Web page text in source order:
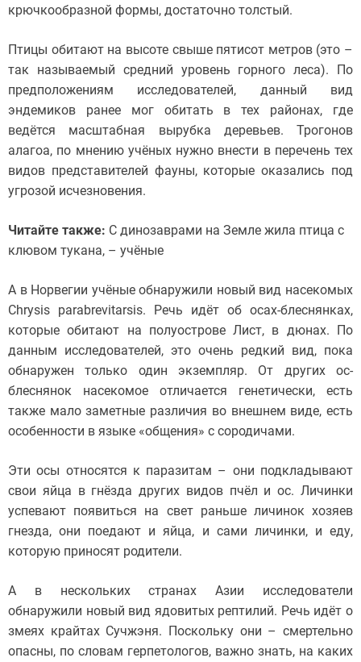
крючкообразной формы, достаточно толстый.
Птицы обитают на высоте свыше пятисот метров (это –
так называемый средний уровень горного леса). По
предположениям исследователей, данный вид
эндемиков ранее мог обитать в тех районах, где
ведётся масштабная вырубка деревьев. Трогонов
алагоа, по мнению учёных нужно внести в перечень тех
видов представителей фауны, которые оказались под
угрозой исчезновения.
Читайте также: С динозаврами на Земле жила птица с
клювом тукана, – учёные
А в Норвегии учёные обнаружили новый вид насекомых
Chrysis parabrevitarsis. Речь идёт об осах-блеснянках,
которые обитают на полуострове Лист, в дюнах. По
данным исследователей, это очень редкий вид, пока
обнаружен только один экземпляр. От других ос-
блеснянок насекомое отличается генетически, есть
также мало заметные различия во внешнем виде, есть
особенности в языке «общения» с сородичами.
Эти осы относятся к паразитам – они подкладывают
свои яйца в гнёзда других видов пчёл и ос. Личинки
успевают появиться на свет раньше личинок хозяев
гнезда, они поедают и яйца, и сами личинки, и еду,
которую приносят родители.
А в нескольких странах Азии исследователи
обнаружили новый вид ядовитых рептилий. Речь идёт о
змеях крайтах Сучжэня. Поскольку они – смертельно
опасны, по словам герпетологов, важно знать, на каких